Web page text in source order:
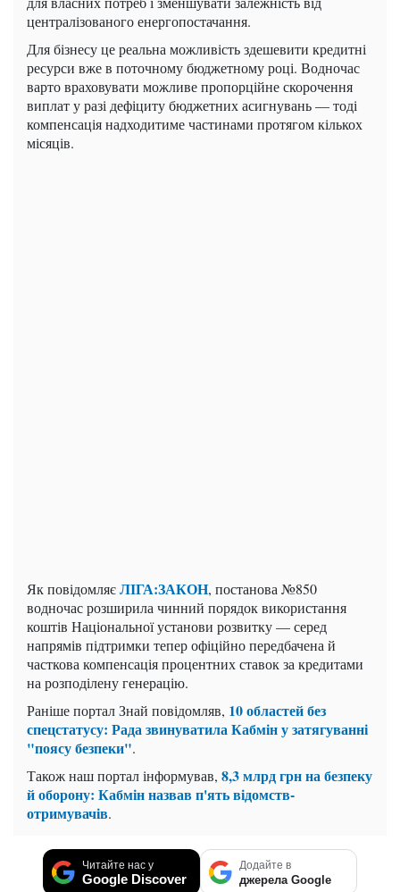
централізованого енергопостачання.
Для бізнесу це реальна можливість здешевити кредитні
ресурси вже в поточному бюджетному році. Водночас
варто враховувати можливе пропорційне скорочення
виплат у разі дефіциту бюджетних асигнувань — тоді
компенсація надходитиме частинами протягом кількох
місяців.
Як повідомляєЛІГА:ЗАКОН, постанова №850
водночас розширила чинний порядок використання
коштів Національної установи розвитку — серед
напрямів підтримки тепер офіційно передбачена й
часткова компенсація процентних ставок за кредитами
на розподілену генерацію.
Раніше портал Знай повідомляв, 10 областей без
спецстатусу: Рада звинуватила Кабмін у затягуванні
"поясу безпеки".
Також наш портал інформував, 8,3 млрд грн на безпеку
й оборону: Кабмін назвав п'ять відомств-
отримувачів.
Читайте нас у
Google Discover
Додайте в
джерела Google